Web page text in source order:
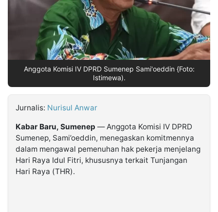
Kabarbaru.co
2026
Anggota Komisi IV DPRD Sumenep Sami'oeddin {Foto:
Istimewa).
Jurnalis: Nurisul Anwar
Kabar Baru, Sumenep — Anggota Komisi IV DPRD
Sumenep, Sami’oeddin, menegaskan komitmennya
dalam mengawal pemenuhan hak pekerja menjelang
Hari Raya Idul Fitri, khususnya terkait Tunjangan
Hari Raya (THR).